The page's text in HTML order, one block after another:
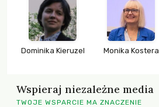
Dominika Kieruzel Monika Kostera
Wspieraj niezależne media
TWOJE WSPARCIE MA ZNACZENIE